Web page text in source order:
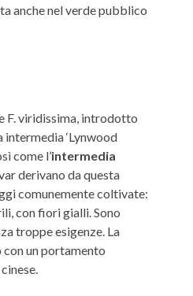
anche nel verde pubblico
F. viridissima, introdotto
‘Lynwood
come l’intermedia
derivano da questa
comunemente coltivate:
con fiori gialli. Sono
troppe esigenze. La
con un portamento